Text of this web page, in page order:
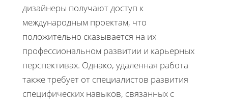
дизайнеры получают доступ к
международным проектам, что
положительно сказывается на их
профессиональном развитии и карьерных
перспективах. Однако, удаленная работа
также требует от специалистов развития
специфических навыков, связанных с